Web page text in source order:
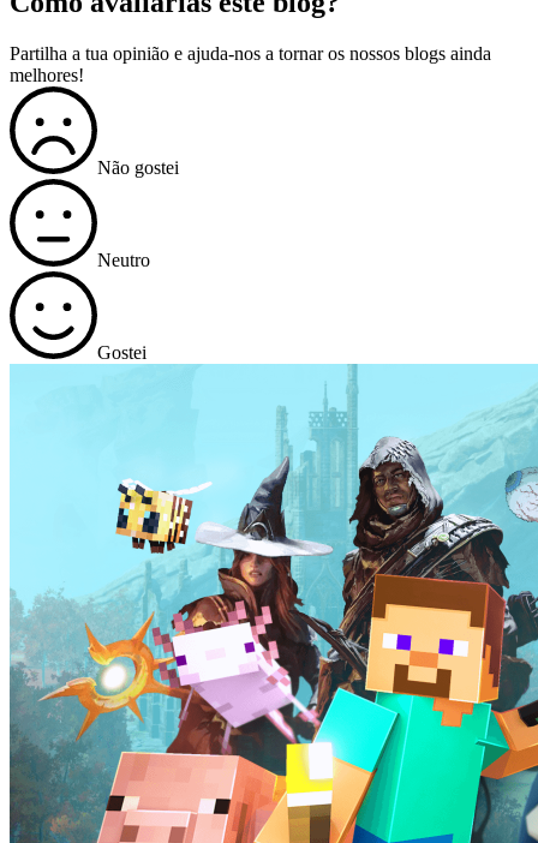
Partilha a tua opinião e ajuda-nos a tornar os nossos blogs ainda
melhores!
Não gostei
Neutro
Gostei